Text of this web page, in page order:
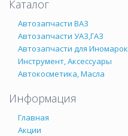
Каталог
Автозапчасти ВАЗ
Автозапчасти УАЗ,ГАЗ
Автозапчасти для Иномарок
Инструмент, Аксессуары
Автокосметика, Масла
Информация
Главная
Акции